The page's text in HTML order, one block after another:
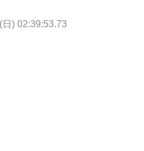
) 02:39:53.73